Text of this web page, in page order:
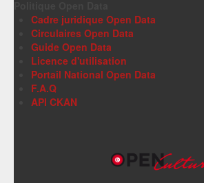
Cadre juridique Open Data
Circulaires Open Data
Guide Open Data
Licence d'utilisation
Portail National Open Data
F.A.Q
API CKAN